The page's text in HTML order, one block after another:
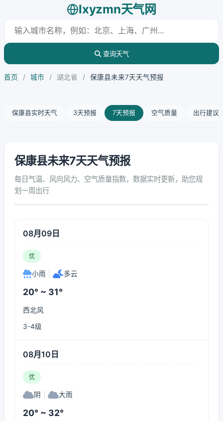
lxyzmn天气网
查询天气
首页 / 城市 / 湖北省 / 保康县未来7天天气预报
保康县实时天气 3天预报 7天预报 空气质量 出行建议
保康县未来7天天气预报
每日气温、风向风力、空气质量指数，数据实时更新，助您规
划一周出行
08月09日
优
小雨 多云
20° ~ 31°
西北风
3-4级
08月10日
优
阴 大雨
20° ~ 32°